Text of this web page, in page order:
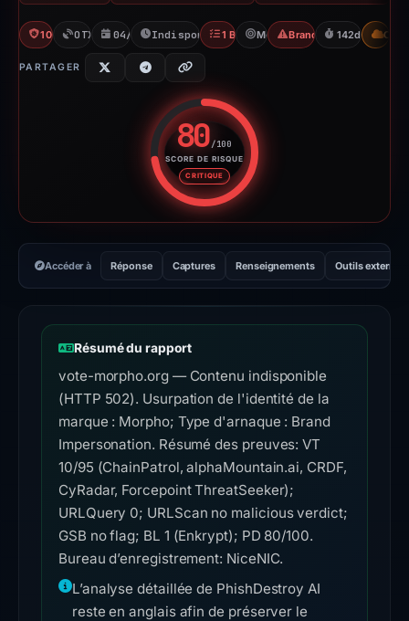
10/95 VTOTX: 1 ref04/10/2025Indisponible depuis 23/02/2026
1 BlocklistMorphoBrand Impersonation
142d to CDN
PARTAGER
80/100
SCORE DE RISQUE
CRITIQUE
Score de risque : 80 sur
Accéder à Réponse Captures Renseignements Outils externes
Résumé du rapport
vote-morpho.org — Contenu indisponible
(HTTP 502). Usurpation de l'identité de la
marque : Morpho; Type d'arnaque : Brand
Impersonation. Résumé des preuves: VT
10/95 (ChainPatrol, alphaMountain.ai, CRDF,
CyRadar, Forcepoint ThreatSeeker);
URLQuery 0; URLScan no malicious verdict;
GSB no flag; BL 1 (Enkrypt); PD 80/100.
Bureau d’enregistrement: NiceNIC.
L’analyse détaillée de PhishDestroy AI
reste en anglais afin de préserver le